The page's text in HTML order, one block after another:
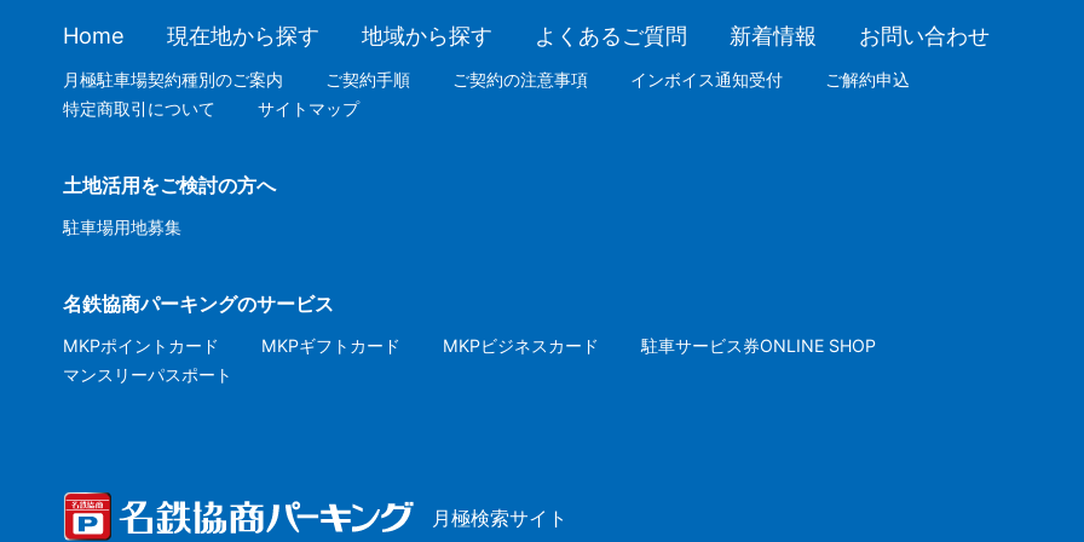
Home 現在地から探す 地域から探す よくあるご質問 新着情報 お問い合わせ
月極駐車場契約種別のご案内 ご契約手順 ご契約の注意事項 インボイス通知受付
ご解約申込
特定商取引について
サイトマップ
土地活用をご検討の方へ
駐車場用地募集
名鉄協商パーキングのサービス
MKPポイントカード MKPギフトカード MKPビジネスカード
駐車サービス券ONLINE SHOP
マンスリーパスポート
月極検索サイト